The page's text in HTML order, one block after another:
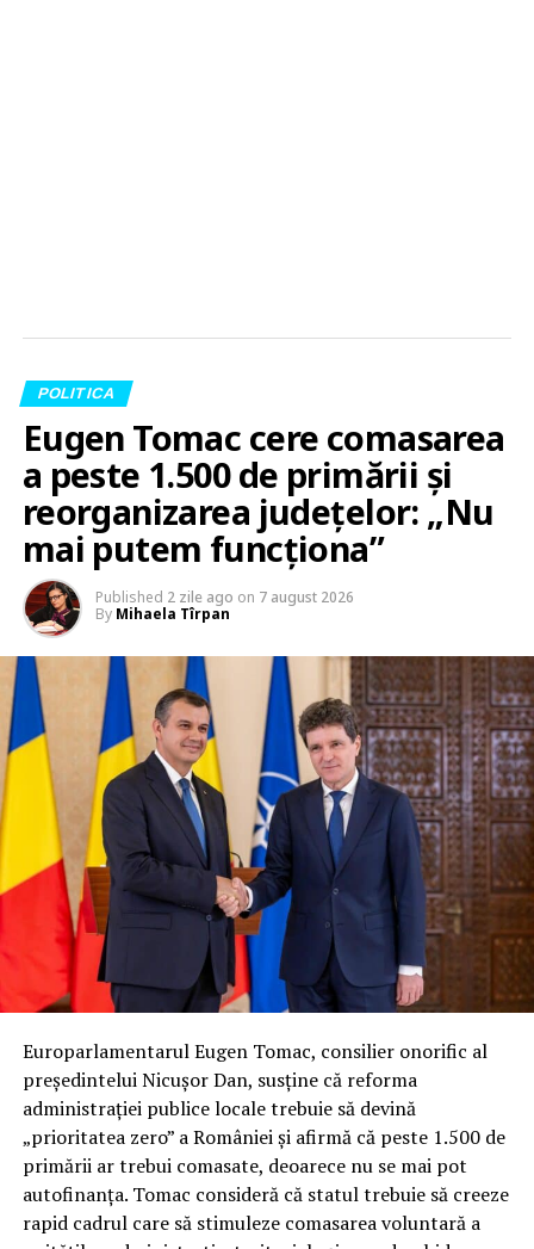
POLITICA
Eugen Tomac cere comasarea
a peste 1.500 de primării și
reorganizarea județelor: „Nu
mai putem funcționa”
Published 2 zile ago on 7 august 2026
By Mihaela Tîrpan
Europarlamentarul Eugen Tomac, consilier onorific al
președintelui Nicușor Dan, susține că reforma
administrației publice locale trebuie să devină
„prioritatea zero” a României și afirmă că peste 1.500 de
primării ar trebui comasate, deoarece nu se mai pot
autofinanța. Tomac consideră că statul trebuie să creeze
rapid cadrul care să stimuleze comasarea voluntară a